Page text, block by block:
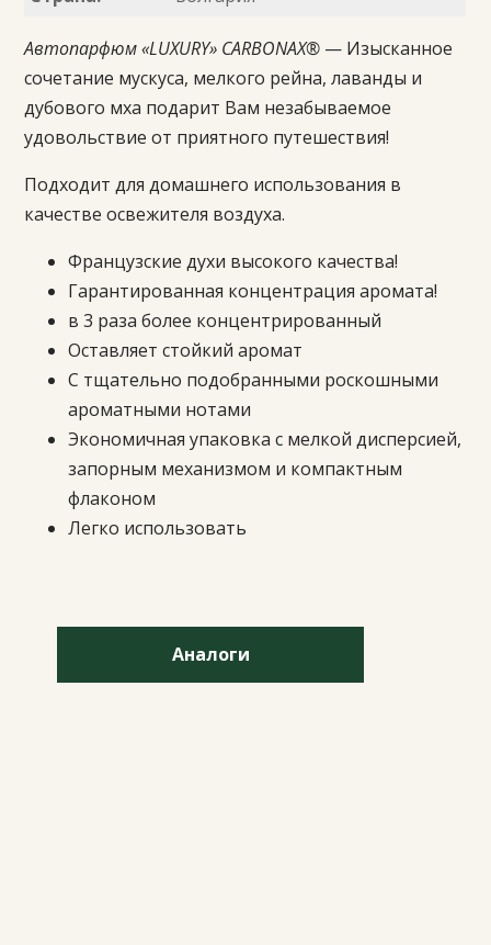
Автопарфюм «LUXURY» CARBONAX® — Изысканное
сочетание мускуса, мелкого рейна, лаванды и
дубового мха подарит Вам незабываемое
удовольствие от приятного путешествия!
Подходит для домашнего использования в
качестве освежителя воздуха.
Французские духи высокого качества!
Гарантированная концентрация аромата!
в 3 раза более концентрированный
Оставляет стойкий аромат
С тщательно подобранными роскошными
ароматными нотами
Экономичная упаковка с мелкой дисперсией,
запорным механизмом и компактным
флаконом
Легко использовать
Аналоги